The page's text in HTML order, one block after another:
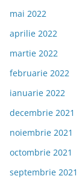
mai 2022
aprilie 2022
martie 2022
februarie 2022
ianuarie 2022
decembrie 2021
noiembrie 2021
octombrie 2021
septembrie 2021